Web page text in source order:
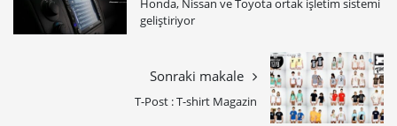
Honda, Nissan ve Toyota ortak işletim sistemi
geliştiriyor
Sonraki makale
T-Post : T-shirt Magazin